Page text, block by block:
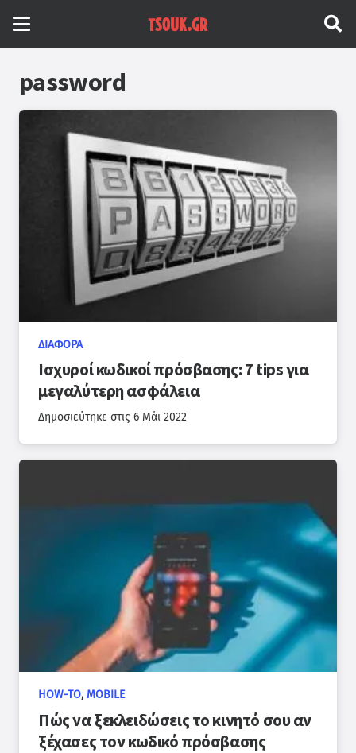
password
ΔΙΆΦΟΡΑ
Ισχυροί κωδικοί πρόσβασης: 7 tips για
μεγαλύτερη ασφάλεια
Δημοσιεύτηκε στις 6 Μάι 2022
HOW-TO, MOBILE
Πώς να ξεκλειδώσεις το κινητό σου αν
ξέχασες τον κωδικό πρόσβασης